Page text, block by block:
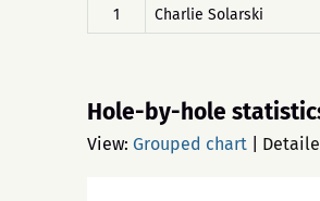
1
Charlie Solarski
Hole-by-hole
View: Grouped chart